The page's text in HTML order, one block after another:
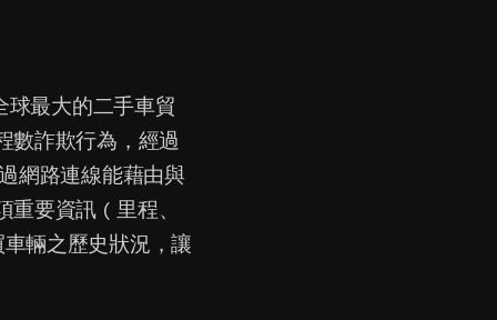
球最大的二手車貿
數詐欺行為，經過
網路連線能藉由與
要資訊 ( 里程、
輛之歷史狀況，讓